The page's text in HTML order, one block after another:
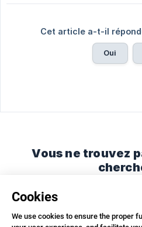
Cet article a-t-il
Oui
Vous ne trouvez
Discutez avec nous ou
Discuter avec nous